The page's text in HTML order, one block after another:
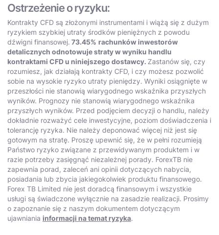
Ostrzeżenie o ryzyku:
Kontrakty CFD są złożonymi instrumentami i wiążą się z dużym
ryzykiem szybkiej utraty środków pieniężnych z powodu
dźwigni finansowej. 73.45% rachunków inwestorów
detalicznych odnotowuje straty w wyniku handlu
kontraktami CFD u niniejszego dostawcy. Zastanów się, czy
rozumiesz, jak działają kontrakty CFD, i czy możesz pozwolić
sobie na wysokie ryzyko utraty pieniędzy. Wyniki osiągnięte w
przeszłości nie stanowią wiarygodnego wskaźnika przyszłych
wyników. Prognozy nie stanowią wiarygodnego wskaźnika
przyszłych wyników. Przed podjęciem decyzji o handlu, należy
dokładnie rozważyć cele inwestycyjne, poziom doświadczenia i
tolerancję ryzyka. Nie należy deponować więcej niż jest się
gotowym na stratę. Proszę upewnić się, że w pełni rozumieją
Państwo ryzyko związane z przewidywanym produktem i w
razie potrzeby zasięgnąć niezależnej porady. ForexTB nie
zapewnia porad, zaleceń ani opinii dotyczących nabycia,
posiadania lub zbycia jakiegokolwiek produktu finansowego.
Forex TB Limited nie jest doradcą finansowym i wszystkie
usługi są świadczone wyłącznie na zasadzie realizacji. Prosimy
o zapoznanie się z naszym dokumentem dotyczącym
ujawniania informacji na temat ryzyka.